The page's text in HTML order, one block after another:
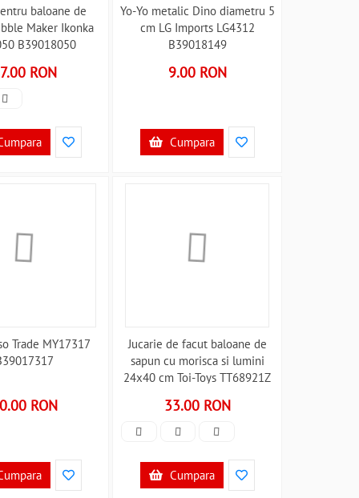
baloane de
Maker Ikonka
B39018050
RON
Yo-Yo metalic Dino diametru 5
cm LG Imports LG4312
B39018149
9.00 RON
Cumpara
Trade MY17317
RON
Jucarie de facut baloane de
sapun cu morisca si lumini
24x40 cm Toi-Toys TT68921Z
33.00 RON
Cumpara